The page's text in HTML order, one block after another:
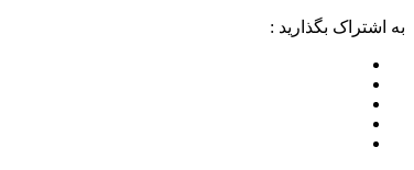
به اشتراک بگذارید :